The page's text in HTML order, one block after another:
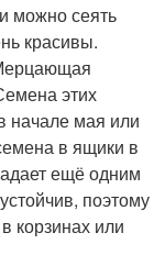
можно сеять
красивы.
этих
начале мая или
в ящики в
ещё одним
поэтому
корзинах или